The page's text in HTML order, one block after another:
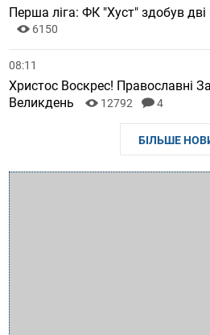
Перша ліга: ФК "Хуст" здобув
6150
08:11
Христос Воскрес! Православні
Великдень
12792 4
БІЛЬШЕ